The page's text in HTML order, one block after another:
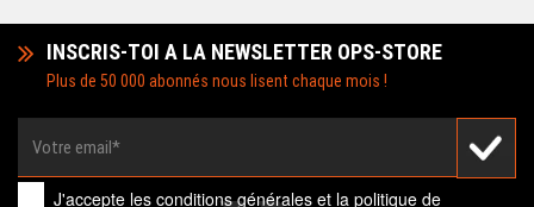
INSCRIS-TOI A LA NEWSLETTER OPS-STORE
Plus de 50 000 abonnés nous lisent chaque mois !
J'accepte lesconditions générales et lapolitique de